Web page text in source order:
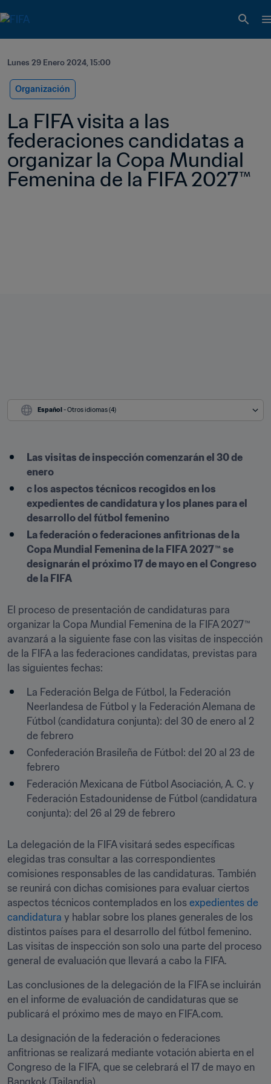
Lunes 29 Enero 2024, 15:00
Organización
La FIFA visita a las
federaciones candidatas a
organizar la Copa Mundial
Femenina de la FIFA 2027™
Español - Otros idiomas (4)
Las visitas de inspección comenzarán el 30 de
enero
c los aspectos técnicos recogidos en los
expedientes de candidatura y los planes para el
desarrollo del fútbol femenino
La federación o federaciones anfitrionas de la
Copa Mundial Femenina de la FIFA 2027™ se
designarán el próximo 17 de mayo en el Congreso
de la FIFA
El proceso de presentación de candidaturas para
organizar la Copa Mundial Femenina de la FIFA 2027™
avanzará a la siguiente fase con las visitas de inspección
de la FIFA a las federaciones candidatas, previstas para
las siguientes fechas:
La Federación Belga de Fútbol, la Federación
Neerlandesa de Fútbol y la Federación Alemana de
Fútbol (candidatura conjunta): del 30 de enero al 2
de febrero
Confederación Brasileña de Fútbol: del 20 al 23 de
febrero
Federación Mexicana de Fútbol Asociación, A. C. y
Federación Estadounidense de Fútbol (candidatura
conjunta): del 26 al 29 de febrero
La delegación de la FIFA visitará sedes específicas
elegidas tras consultar a las correspondientes
comisiones responsables de las candidaturas. También
se reunirá con dichas comisiones para evaluar ciertos
aspectos técnicos contemplados en los expedientes de
candidatura y hablar sobre los planes generales de los
distintos países para el desarrollo del fútbol femenino.
Las visitas de inspección son solo una parte del proceso
general de evaluación que llevará a cabo la FIFA.
Las conclusiones de la delegación de la FIFA se incluirán
en el informe de evaluación de candidaturas que se
publicará el próximo mes de mayo en FIFA.com.
La designación de la federación o federaciones
anfitrionas se realizará mediante votación abierta en el
Congreso de la FIFA, que se celebrará el 17 de mayo en
Bangkok (Tailandia).